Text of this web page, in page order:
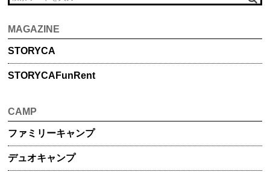
MAGAZINE
STORYCA
STORYCA FunRent
CAMP
ファミリーキャンプ
デュオキャンプ